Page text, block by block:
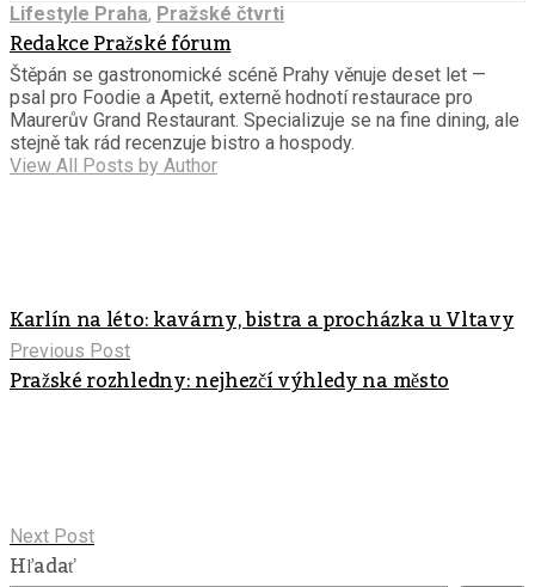
Lifestyle Praha, Pražské čtvrti
Redakce Pražské fórum
Štěpán se gastronomické scéně Prahy věnuje deset let —
psal pro Foodie a Apetit, externě hodnotí restaurace pro
Maurerův Grand Restaurant. Specializuje se na fine dining, ale
stejně tak rád recenzuje bistro a hospody.
View All Posts by Author
Karlín na léto: kavárny, bistra a procházka u Vltavy
Previous Post
Pražské rozhledny: nejhezčí výhledy na město
Next Post
Hľadať